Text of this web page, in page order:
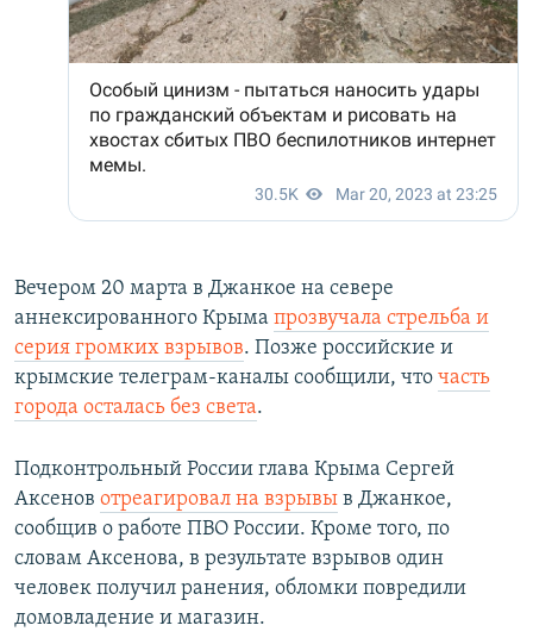
Вечером 20 марта в Джанкое на севере
аннексированного Крыма прозвучала стрельба и
серия громких взрывов. Позже российские и
крымские телеграм-каналы сообщили, что часть
города осталась без света.
Подконтрольный России глава Крыма Сергей
Аксенов отреагировал на взрывы в Джанкое,
сообщив о работе ПВО России. Кроме того, по
словам Аксенова, в результате взрывов один
человек получил ранения, обломки повредили
домовладение и магазин.